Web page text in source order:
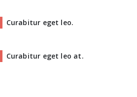
Curabitur eget leo.
Curabitur eget leo at.